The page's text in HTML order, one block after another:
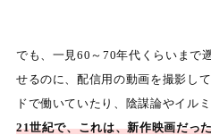
でも、一見60～70年代くらいまで
せるのに、配信用の動画を撮影し
ドで働いていたり、陰謀論やイル
21世紀で、これは、新作映画だっ